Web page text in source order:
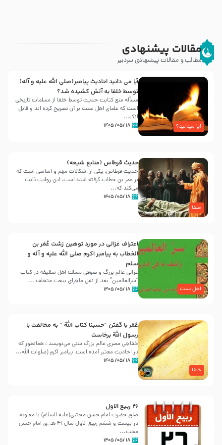
مقالات پیشنهادی
مطالب و مقالات پیشنهادی سردبیر
آیا میدانید؟
آیا می دانید احادیث پیامبر(صلی الله علیه و آله)
توسط خلفا به آتش کشیده شد؟
مسأله منع کتابت حدیث توسط خلفا از مسلمات تاریخی
است که علمای اهل سنت بر آن تصریح کرده اند و قابل
انک...
۱۸ /۰۵/ ۱۴۰۵
خلفا
حدیث قرطاس (منابع شیعه)
حدیث قرطاس، یکی از اشکالات مهم و اساسی است که
بر عمر بن خطاب گرفته شده است، این روایت ثابت
می‌کند که...
۱۸ /۰۵/ ۱۴۰۵
اهل سنت
اعتراف غزالی در مورد توهین زشت عُمَر بن
الخطاب به پیامبر اکرم صلی الله علیه و آله و
سلم
غزالی عالم بزرگ و صوفی مسلك اهل سقيفه در کتاب
“سرالعالمین” بعد از نقل ماجرای بیعت متخلف ...
۱۸ /۰۵/ ۱۴۰۵
خلفا
عُمَر با گفتن “حسبنا كتاب اللّه ” به مخالفت با
رسول اللّه برخاست
خفاجی مصری عالم بزرگ سنی می‌نویسد : همانطور که
در احادیث معتبر آمده است، پیامبر اکرم (صلوات اللّه...
۱۸ /۰۵/ ۱۴۰۵
26 ربيع الاول
صلح حضرت امام حسن مجتبی(علیه السلام) با معاویه
در بیست و ششم ربیع الاول سال 41 هـ .ق امام حسن
مجت...
۱۸ /۰۵/ ۱۴۰۵